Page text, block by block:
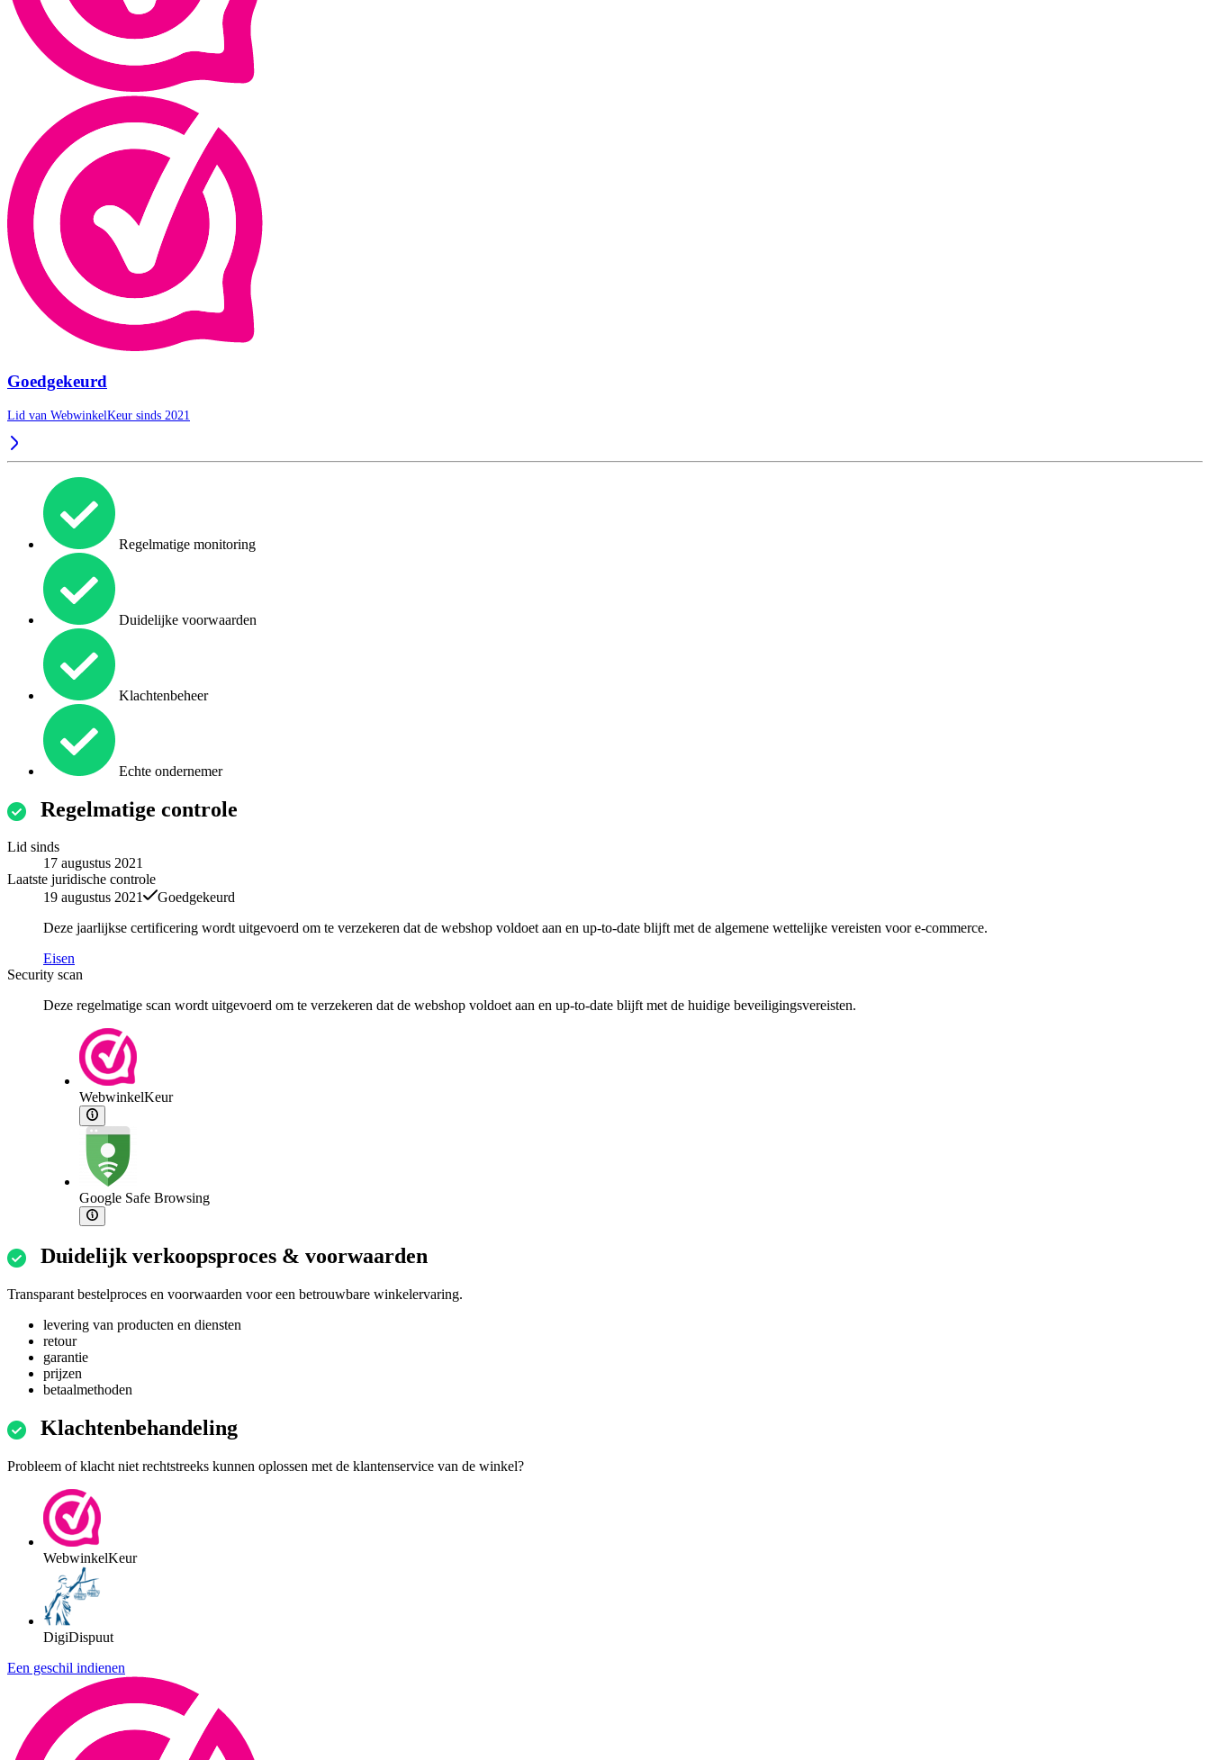
Goedgekeurd
Lid van WebwinkelKeur sinds 2021
Regelmatige monitoring
Duidelijke voorwaarden
Klachtenbeheer
Echte ondernemer
Regelmatige controle
Lid sinds
17 augustus 2021
Laatste juridische controle
19 augustus 2021
Goedgekeurd
Deze jaarlijkse certificering wordt uitgevoerd om te verzekeren dat de webshop voldoet aan en up-to-date blijft met de algemene wettelijke vereisten voor e-commerce.
Eisen
Security scan
Deze regelmatige scan wordt uitgevoerd om te verzekeren dat de webshop voldoet aan en up-to-date blijft met de huidige beveiligingsvereisten.
WebwinkelKeur
Google Safe Browsing
Duidelijk verkoopsproces & voorwaarden
Transparant bestelproces en voorwaarden voor een betrouwbare winkelervaring.
levering van producten en diensten
retour
garantie
prijzen
betaalmethoden
Klachtenbehandeling
Probleem of klacht niet rechtstreeks kunnen oplossen met de klantenservice van de winkel?
WebwinkelKeur
DigiDispuut
Een geschil indienen